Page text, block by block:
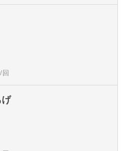
回
げ